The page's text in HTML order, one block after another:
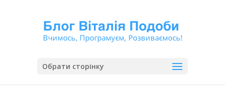
Обрати сторінку